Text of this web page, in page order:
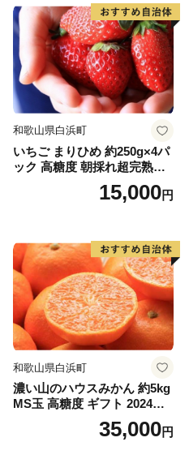
和歌山県白浜町
いちご まりひめ 約250g×4パ
ック 高糖度 朝採れ超完熟ま
りひめ 1月以降発送分
15,000円
和歌山県白浜町
濃い山のハウスみかん 約5kg
MS玉 高糖度 ギフト 2024年7
35,000円